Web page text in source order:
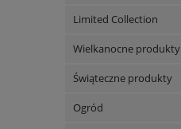
Limited Collection
Wielkanocne produkty
Świąteczne produkty
Ogród